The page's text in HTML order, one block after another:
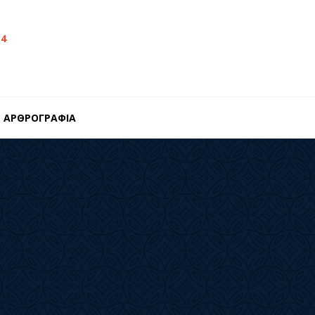
ΑΡΘΡΟΓΡΑΦΙΑ